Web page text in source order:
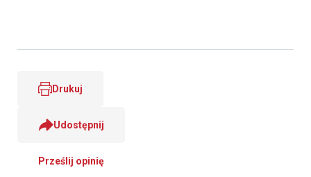
Drukuj
Udostępnij
Prześlij opinię